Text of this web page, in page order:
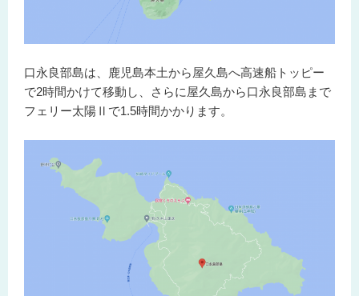
口永良部島は、鹿児島本土から屋久島へ高速船トッピー
で2時間かけて移動し、さらに屋久島から口永良部島まで
フェリー太陽Ⅱで1.5時間かかります。